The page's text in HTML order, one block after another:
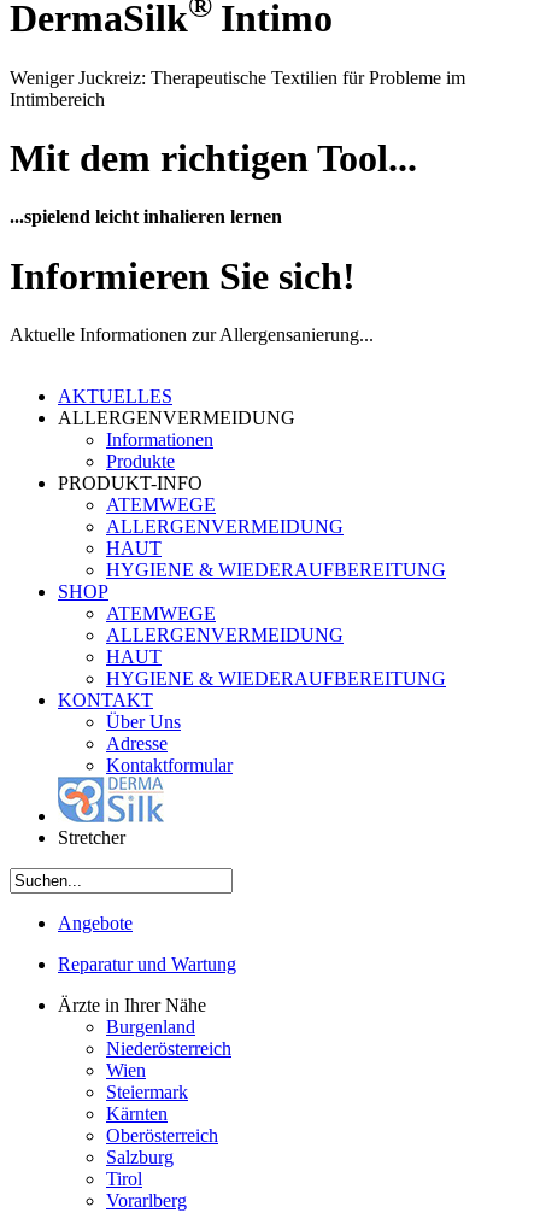
DermaSilk Intimo
Weniger Juckreiz: Therapeutische Textilien für Probleme im
Intimbereich
Mit dem richtigen Tool...
...spielend leicht inhalieren lernen
Informieren Sie sich!
Aktuelle Informationen zur Allergensanierung...
AKTUELLES
ALLERGENVERMEIDUNG
Informationen
Produkte
PRODUKT-INFO
ATEMWEGE
ALLERGENVERMEIDUNG
HAUT
HYGIENE & WIEDERAUFBEREITUNG
SHOP
ATEMWEGE
ALLERGENVERMEIDUNG
HAUT
HYGIENE & WIEDERAUFBEREITUNG
KONTAKT
Über Uns
Adresse
Kontaktformular
Stretcher
Angebote
Reparatur und Wartung
Ärzte in Ihrer Nähe
Burgenland
Niederösterreich
Wien
Steiermark
Kärnten
Oberösterreich
Salzburg
Tirol
Vorarlberg